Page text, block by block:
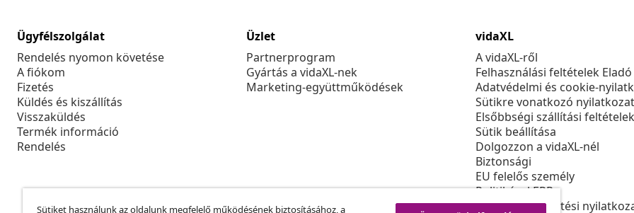
Ügyfélszolgálat
Rendelés nyomon követése
A fiókom
Fizetés
Küldés és kiszállítás
Visszaküldés
Termék információ
Rendelés
Üzlet
Partnerprogram
Gyártás a vidaXL-nek
Marketing-együttműködések
vidaXL
A vidaXL-ről
Felhasználási feltételek Eladó
Adatvédelmi és cookie-
Sütikre vonatkozó nyilatkozat
Elsőbbségi szállítási feltételek
Sütik beállítása
Dolgozzon a vidaXL-nél
Biztonsági
EU felelős személy
Politikával EPR
Akadálymentesítési
Sütiket használunk az oldalunk megfelelő működésének biztosításához, a